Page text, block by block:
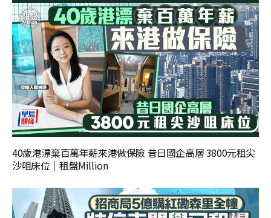
40歲港漂棄百萬年薪來港做保險 昔日國企高層 3800元租尖
沙咀床位｜租盤Million